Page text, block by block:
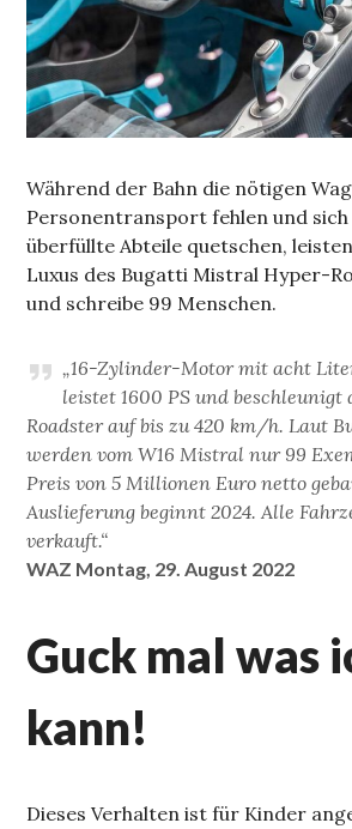
Während der Bahn die nötigen
Personentransport fehlen und sich
überfüllte Abteile quetschen,
Luxus des Bugatti Mistral Hyper-
und schreibe 99 Menschen.
„16-Zylinder-Motor mit acht
leistet 1600 PS und beschleunigt
Roadster auf bis zu 420 km/h. Laut
werden vom W16 Mistral nur 99
Preis von 5 Millionen Euro netto
Auslieferung beginnt 2024. Alle
verkauft.“
WAZ Montag, 29. August 2022
Guck mal was
kann!
Dieses Verhalten ist für Kinder